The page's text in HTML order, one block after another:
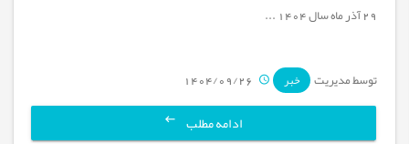
29 آذر ماه سال 1404 ...
توسط مدیریت خبر 1404/09/26
ادامه مطلب